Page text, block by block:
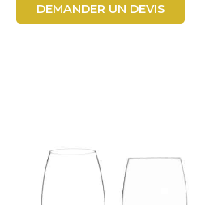
DEMANDER UN DEVIS